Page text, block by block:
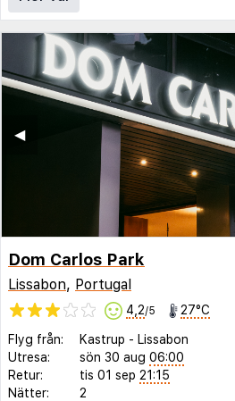
◀︎
Dom Carlos Park
Lissabon, Portugal
4,2/5 27°C
Flyg från: Kastrup - Lissabon
Utresa:
sön 30 aug 06:00
Retur:
tis 01 sep 21:15
Nätter:
2